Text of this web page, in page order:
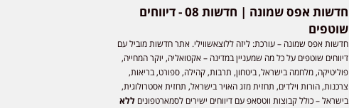
חדשות אפס שמונה | חדשות 08 - דיווחים
שוטפים
חדשות אפס שמונה – עורכת: ליזה ללוצאשווילי. אתר חדשות מוביל עם
דיווחים שוטפים על כל מה שמעניין במדינה – אקטואליה, יוקר המחייה,
פוליטיקה, מלחמה בישראל, ביטחון, תרבות, קהילה, ספורט, בריאות,
צרכנות, הורות וילדים, תחזית מזג האויר בישראל, תחזית אסטרולוגית,
בישראל – כולל קבוצות ווטסאפ עם דיווחים ישירים לסמארטפוניםללא